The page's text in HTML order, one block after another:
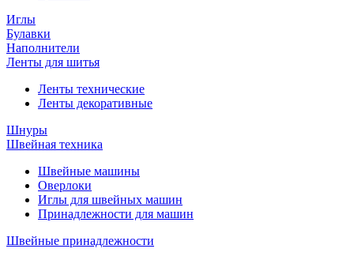
Иглы
Булавки
Наполнители
Ленты для шитья
Ленты технические
Ленты декоративные
Шнуры
Швейная техника
Швейные машины
Оверлоки
Иглы для швейных машин
Принадлежности для машин
Швейные принадлежности